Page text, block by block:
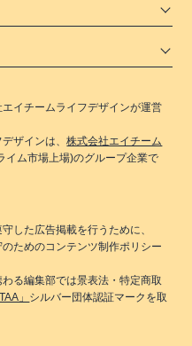
エイチームライフデザインが運営
デザインは、株式会社エイチーム
イム市場上場)のグループ企業で
した広告掲載を行うために、
ためのコンテンツ制作ポリシー
る編集部では景表法・特定商取
」 シルバー団体認証マークを取